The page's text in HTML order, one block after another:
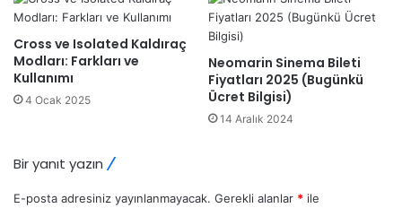
Cross ve Isolated Kaldıraç
Modları: Farkları ve
Kullanımı
4 Ocak 2025
Neomarin Sinema Bileti
Fiyatları 2025 (Bugünkü
Ücret Bilgisi)
14 Aralık 2024
Bir yanıt yazın
E-posta adresiniz yayınlanmayacak. Gerekli alanlar * ile